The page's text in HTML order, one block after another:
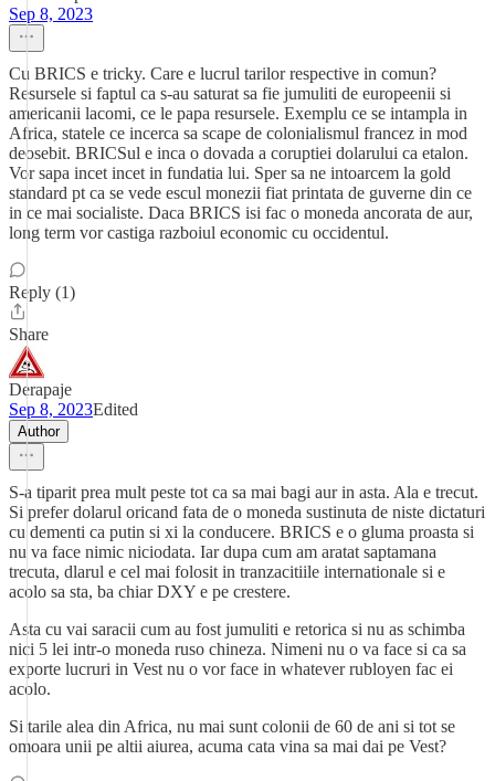
Sep 8, 2023
Cu BRICS e tricky. Care e lucrul tarilor respective in comun?
Resursele si faptul ca s-au saturat sa fie jumuliti de europeenii si
americanii lacomi, ce le papa resursele. Exemplu ce se intampla in
Africa, statele ce incerca sa scape de colonialismul francez in mod
deosebit. BRICSul e inca o dovada a coruptiei dolarului ca etalon.
Vor sapa incet incet in fundatia lui. Sper sa ne intoarcem la gold
standard pt ca se vede escul monezii fiat printata de guverne din ce
in ce mai socialiste. Daca BRICS isi fac o moneda ancorata de aur,
long term vor castiga razboiul economic cu occidentul.
Reply (1)
Share
Derapaje
Sep 8, 2023Edited
Author
S-a tiparit prea mult peste tot ca sa mai bagi aur in asta. Ala e trecut.
Si prefer dolarul oricand fata de o moneda sustinuta de niste dictaturi
cu dementi ca putin si xi la conducere. BRICS e o gluma proasta si
nu va face nimic niciodata. Iar dupa cum am aratat saptamana
trecuta, dlarul e cel mai folosit in tranzacitiile internationale si e
acolo sa sta, ba chiar DXY e pe crestere.
Asta cu vai saracii cum au fost jumuliti e retorica si nu as schimba
nici 5 lei intr-o moneda ruso chineza. Nimeni nu o va face si ca sa
exporte lucruri in Vest nu o vor face in whatever rubloyen fac ei
acolo.
Si tarile alea din Africa, nu mai sunt colonii de 60 de ani si tot se
omoara unii pe altii aiurea, acuma cata vina sa mai dai pe Vest?